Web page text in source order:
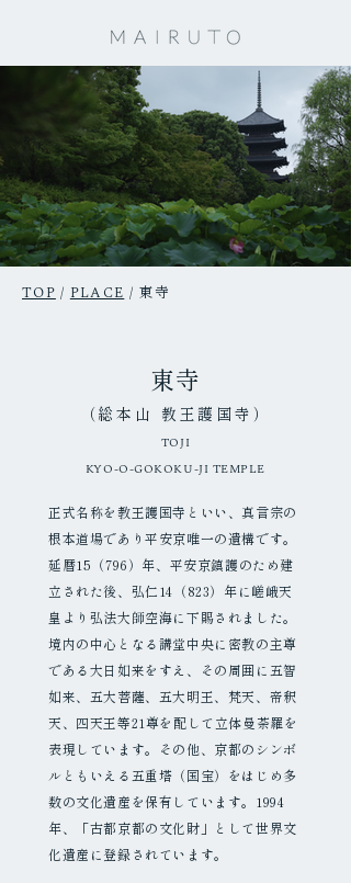
TOP/PLACE/ 東寺
東寺
（総本山 教王護国寺）
TOJI
KYO-O-GOKOKU-JI TEMPLE
正式名称を教王護国寺といい、真言宗の
根本道場であり平安京唯一の遺構です。
延暦15（796）年、平安京鎮護のため建
立された後、弘仁14（823）年に嵯峨天
皇より弘法大師空海に下賜されました。
境内の中心となる講堂中央に密教の主尊
である大日如来をすえ、その周囲に五智
如来、五大菩薩、五大明王、梵天、帝釈
天、四天王等21尊を配して立体曼荼羅を
表現しています。その他、京都のシンボ
ルともいえる五重塔（国宝）をはじめ多
数の文化遺産を保有しています。1994
年、「古都京都の文化財」として世界文
化遺産に登録されています。